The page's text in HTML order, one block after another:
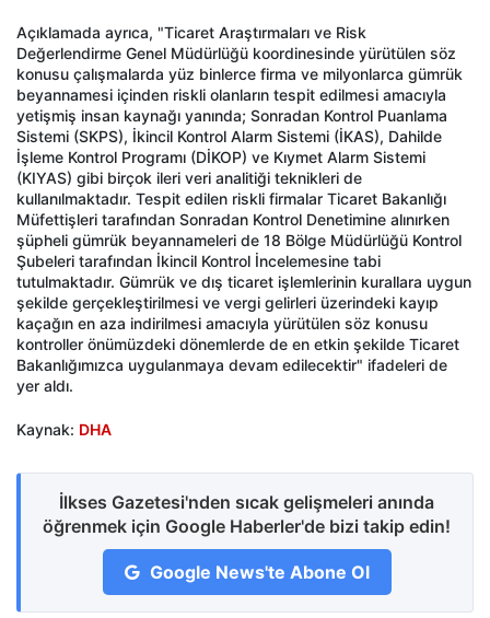
Açıklamada ayrıca, "Ticaret Araştırmaları ve Risk
Değerlendirme Genel Müdürlüğü koordinesinde yürütülen söz
konusu çalışmalarda yüz binlerce firma ve milyonlarca gümrük
beyannamesi içinden riskli olanların tespit edilmesi amacıyla
yetişmiş insan kaynağı yanında; Sonradan Kontrol Puanlama
Sistemi (SKPS), İkincil Kontrol Alarm Sistemi (İKAS), Dahilde
İşleme Kontrol Programı (DİKOP) ve Kıymet Alarm Sistemi
(KIYAS) gibi birçok ileri veri analitiği teknikleri de
kullanılmaktadır. Tespit edilen riskli firmalar Ticaret Bakanlığı
Müfettişleri tarafından Sonradan Kontrol Denetimine alınırken
şüpheli gümrük beyannameleri de 18 Bölge Müdürlüğü Kontrol
Şubeleri tarafından İkincil Kontrol İncelemesine tabi
tutulmaktadır. Gümrük ve dış ticaret işlemlerinin kurallara uygun
şekilde gerçekleştirilmesi ve vergi gelirleri üzerindeki kayıp
kaçağın en aza indirilmesi amacıyla yürütülen söz konusu
kontroller önümüzdeki dönemlerde de en etkin şekilde Ticaret
Bakanlığımızca uygulanmaya devam edilecektir" ifadeleri de
yer aldı.
Kaynak: DHA
İlkses Gazetesi'nden sıcak gelişmeleri anında
öğrenmek için Google Haberler'de bizi takip edin!
Google News'te Abone Ol